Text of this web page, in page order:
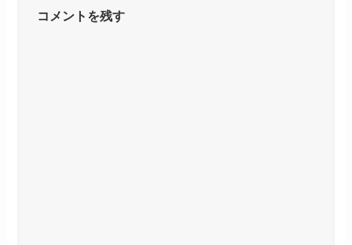
コメントを残す